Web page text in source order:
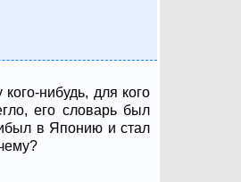
нибудь, для кого
его словарь был
в Японию и стал